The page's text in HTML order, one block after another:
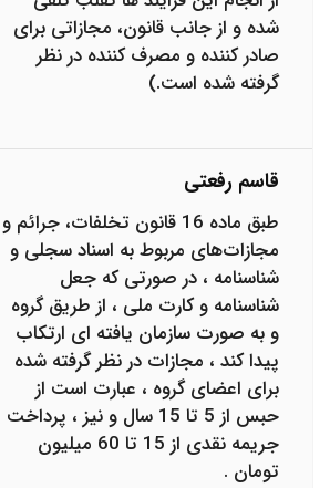
شده و از جانب قانون، مجازاتی برای
صادر کننده و مصرف کننده در نظر
گرفته شده است.)
قاسم رفعتی
طبق ماده 16 قانون تخلفات، جرائم و
مجازات‌های مربوط به اسناد سجلی و
شناسنامه ، در صورتی که جعل
شناسنامه و کارت ملی ، از طریق گروه
و به صورت سازمان یافته ای ارتکاب
پیدا کند ، مجازات در نظر گرفته شده
برای اعضای گروه ، عبارت است از
حبس از 5 تا 15 سال و نیز ، پرداخت
جریمه نقدی از 15 تا 60 میلیون
تومان .